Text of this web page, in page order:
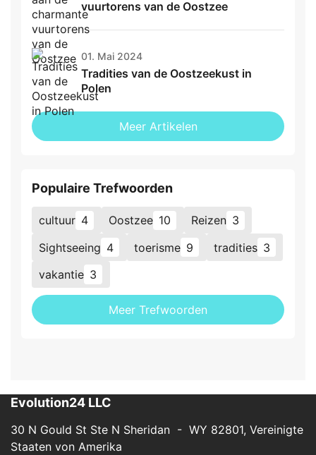
vuurtorens van de Oostzee
01. Mai 2024
Tradities van de Oostzeekust in
Polen
Meer Artikelen
Populaire Trefwoorden
cultuur 4 Oostzee 10 Reizen 3
Sightseeing 4 toerisme 9 tradities 3
vakantie 3
Meer Trefwoorden
Evolution24 LLC
30 N Gould St Ste N Sheridan - WY 82801, Vereinigte
Staaten von Amerika